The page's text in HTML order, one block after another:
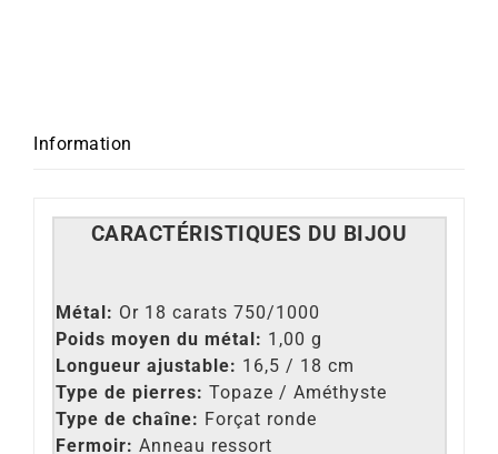
Information
CARACTÉRISTIQUES DU BIJOU
Métal: Or 18 carats 750/1000
Poids moyen du métal: 1,00 g
Longueur ajustable: 16,5 / 18 cm
Type de pierres: Topaze / Améthyste
Type de chaîne: Forçat ronde
Fermoir: Anneau ressort